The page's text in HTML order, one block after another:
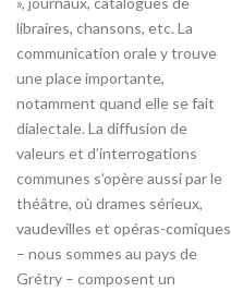
libraires, chansons, etc. La
communication orale y trouve
une place importante,
notamment quand elle se fait
dialectale. La diffusion de
valeurs et d’interrogations
communes s’opère aussi par le
théâtre, où drames sérieux,
vaudevilles et opéras-comiques
– nous sommes au pays de
Grétry – composent un